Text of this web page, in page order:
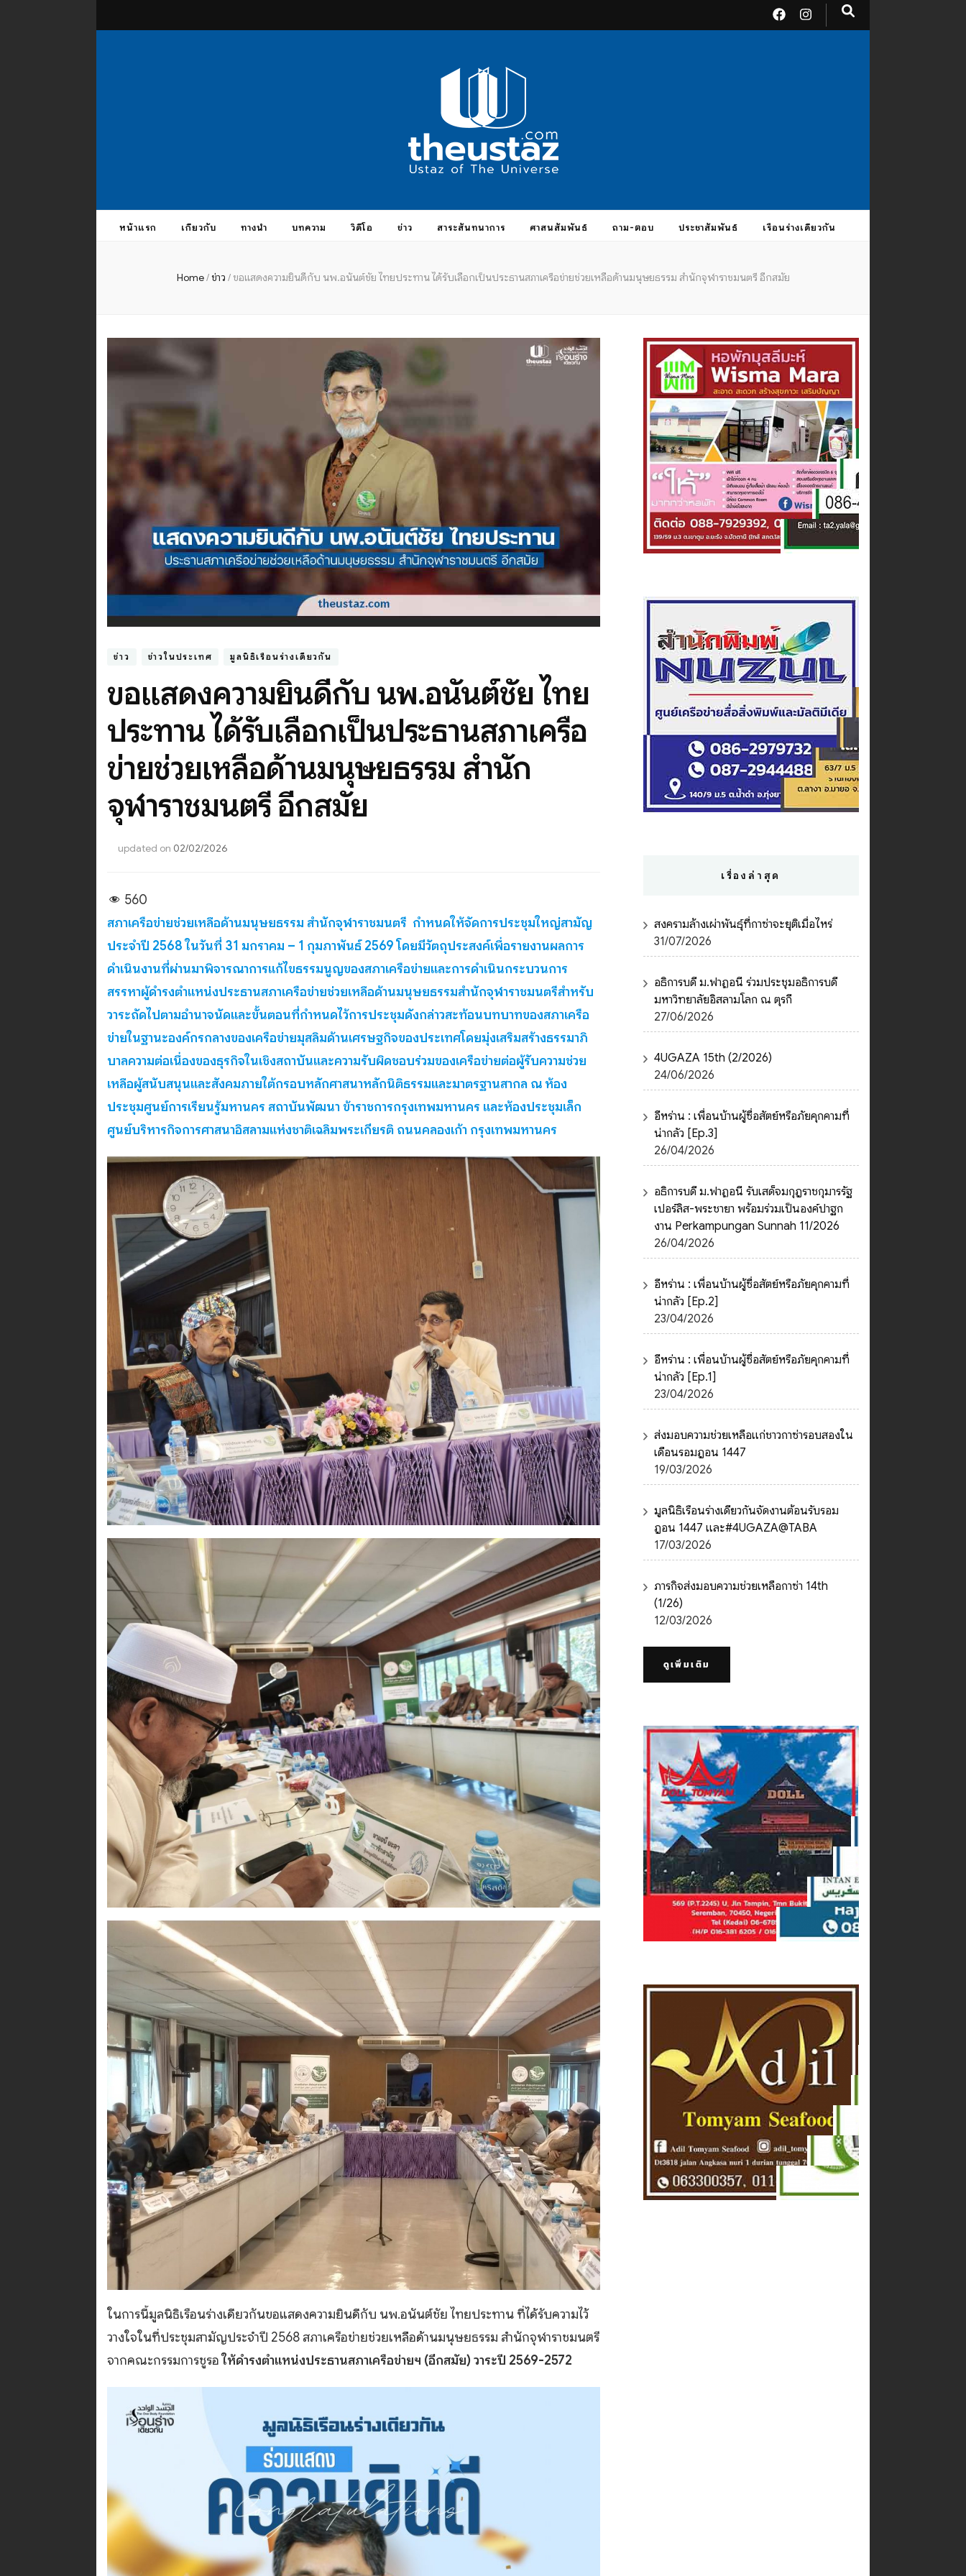
theustaz.com
หน้าแรก เกี่ยวกับ ทางนำ บทความ วิดีโอ ข่าว สาระสันทนาการ ศาสนสัมพันธ์ ถาม-ตอบ ประชาสัมพันธ์ เรือนร่างเดียวกัน
Home/ข่าว / ขอแสดงความยินดีกับ นพ.อนันต์ชัย ไทยประทาน ได้รับเลือกเป็นประธานสภาเครือข่ายช่วยเหลือด้านมนุษยธรรม สำนักจุฬาราชมนตรี อีกสมัย
ข่าว ข่าวในประเทศ มูลนิธิเรือนร่างเดียวกัน
ขอแสดงความยินดีกับ นพ.อนันต์ชัย ไทย
ประทาน ได้รับเลือกเป็นประธานสภาเครือ
ข่ายช่วยเหลือด้านมนุษยธรรม สำนัก
จุฬาราชมนตรี อีกสมัย
updated on 02/02/2026
560
สภาเครือข่ายช่วยเหลือด้านมนุษยธรรม สำนักจุฬาราชมนตรี กำหนดให้จัดการประชุมใหญ่สามัญ
ประจำปี 2568 ในวันที่ 31 มกราคม – 1 กุมภาพันธ์ 2569 โดยมีวัตถุประสงค์เพื่อรายงานผลการ
ดำเนินงานที่ผ่านมาพิจารณาการแก้ไขธรรมนูญของสภาเครือข่ายและการดำเนินกระบวนการ
สรรหาผู้ดำรงตำแหน่งประธานสภาเครือข่ายช่วยเหลือด้านมนุษยธรรมสำนักจุฬาราชมนตรีสำหรับ
วาระถัดไปตามอำนาจนัดและขั้นตอนที่กำหนดไว้การประชุมดังกล่าวสะท้อนบทบาทของสภาเครือ
ข่ายในฐานะองค์กรกลางของเครือข่ายมุสลิมด้านเศรษฐกิจของประเทศโดยมุ่งเสริมสร้างธรรมาภิ
บาลความต่อเนื่องของธุรกิจในเชิงสถาบันและความรับผิดชอบร่วมของเครือข่ายต่อผู้รับความช่วย
เหลือผู้สนับสนุนและสังคมภายใต้กรอบหลักศาสนาหลักนิติธรรมและมาตรฐานสากล ณ ห้อง
ประชุมศูนย์การเรียนรู้มหานคร สถาบันพัฒนา ข้าราชการกรุงเทพมหานคร และห้องประชุมเล็ก
ศูนย์บริหารกิจการศาสนาอิสลามแห่งชาติเฉลิมพระเกียรติ ถนนคลองเก้า กรุงเทพมหานคร
ในการนี้มูลนิธิเรือนร่างเดียวกันขอแสดงความยินดีกับ นพ.อนันต์ชัย ไทยประทาน ที่ได้รับความไว้
วางใจในที่ประชุมสามัญประจำปี 2568 สภาเครือข่ายช่วยเหลือด้านมนุษยธรรม สำนักจุฬาราชมนตรี
จากคณะกรรมการชูรอให้ดำรงตำแหน่งประธานสภาเครือข่ายฯ (อีกสมัย) วาระปี 2569-2572
เรื่องล่าสุด
สงครามล้างเผ่าพันธุ์ที่กาซ่าจะยุติเมื่อไหร่
31/07/2026
อธิการบดี ม.ฟาฏอนี ร่วมประชุมอธิการบดี
มหาวิทยาลัยอิสลามโลก ณ ตุรกี
27/06/2026
4UGAZA 15th (2/2026)
24/06/2026
อีหร่าน : เพื่อนบ้านผู้ซื่อสัตย์หรือภัยคุกคามที่
น่ากลัว [Ep.3]
26/04/2026
อธิการบดี ม.ฟาฏอนี รับเสด็จมกุฎราชกุมารรัฐ
เปอร์ลิส-พระชายา พร้อมร่วมเป็นองค์ปาฐก
งาน Perkampungan Sunnah 11/2026
26/04/2026
อีหร่าน : เพื่อนบ้านผู้ซื่อสัตย์หรือภัยคุกคามที่
น่ากลัว [Ep.2]
23/04/2026
อีหร่าน : เพื่อนบ้านผู้ซื่อสัตย์หรือภัยคุกคามที่
น่ากลัว [Ep.1]
23/04/2026
ส่งมอบความช่วยเหลือแก่ชาวกาซ่ารอบสองใน
เดือนรอมฎอน 1447
19/03/2026
มูลนิธิเรือนร่างเดียวกันจัดงานต้อนรับรอม
ฎอน 1447 และ#4UGAZA@TABA
17/03/2026
ภารกิจส่งมอบความช่วยเหลือกาซ่า 14th
(1/26)
12/03/2026